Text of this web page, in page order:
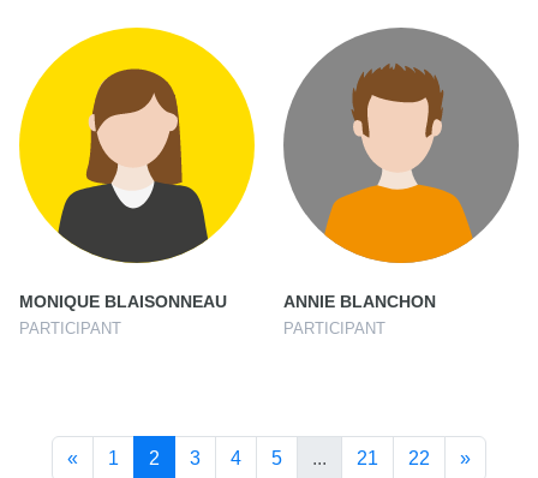
MONIQUE BLAISONNEAU
PARTICIPANT
ANNIE BLANCHON
PARTICIPANT
« 1 2 3 4 5 ... 21 22 »